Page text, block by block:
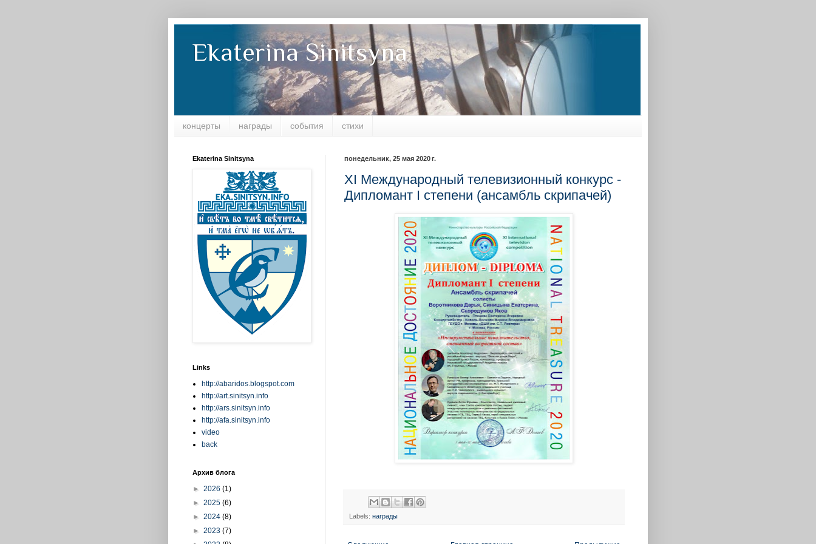
Ekaterina Sinitsyna
концерты награды события стихи
понедельник, 25 мая 2020 г.
XI Международный телевизионный конкурс -
Дипломант I степени (ансамбль скрипачей)
Labels: награды
Ekaterina Sinitsyna
Links
http://abaridos.blogspot.com
http://art.sinitsyn.info
http://ars.sinitsyn.info
http://afa.sinitsyn.info
video
back
Архив блога
► 2026 (1)
► 2025 (6)
► 2024 (8)
► 2023 (7)